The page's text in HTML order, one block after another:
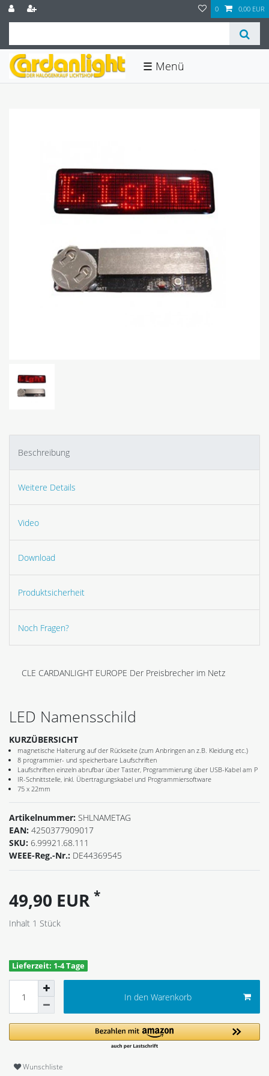
0 0,00 EUR
☰
Beschreibung
Weitere Details
Video
Download
Produktsicherheit
Noch Fragen?
CLE CARDANLIGHT EUROPE Der Preisbrecher im Netz
LED Namensschild
KURZÜBERSICHT
magnetische Halterung auf der Rückseite (zum Anbringen an z.B. Kleidung etc.)
8 programmier- und speicherbare Laufschriften
Laufschriften einzeln abrufbar über Taster, Programmierung über USB-Kabel am P
IR-Schnittstelle, inkl. Übertragungskabel und Programmiersoftware
75 x 22mm
Artikelnummer: SHLNAMETAG
EAN: 4250377909017
SKU: 6.99921.68.111
WEEE-Reg.-Nr.: DE44369545
49,90 EUR *
Inhalt 1 Stück
Lieferzeit: 1-4 Tage
In den Warenkorb
Wunschliste